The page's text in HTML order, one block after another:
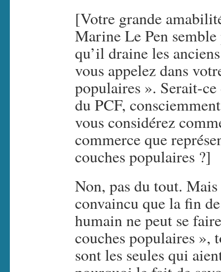
[Votre grande
Marine Le Pen
qu’il draine les
vous appelez dans
populaires ». Serait-ce
du PCF,
vous considérez
commerce que
couches populaires ?]
Non, pas du tout.
convaincu que la fin
humain ne peut se
couches populaires »,
sont les seules qui